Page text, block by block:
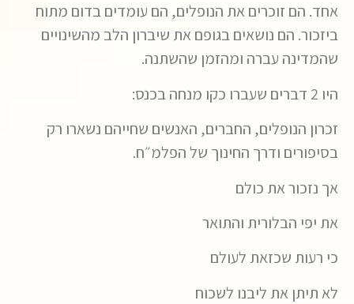
אחד. הם זוכרים את הנופלים, הם עומדים בדום מתוח
ביזכור. הם נושאים בגופם את שיברון הלב מהשינויים
שהמדינה עברה ומהזמן שהשתנה.
היו
דברים שעברו כקו מנחה בכנס:
זכרון הנופלים, החברים, האנשים שחייהם נשארו רק
בסיפורים ודרך החינוך של הפלמ״ח.
אך נזכור את כולם
את יפי הבלורית והתואר
כי רעות שכזאת לעולם
לא תיתן את ליבנו לשכוח